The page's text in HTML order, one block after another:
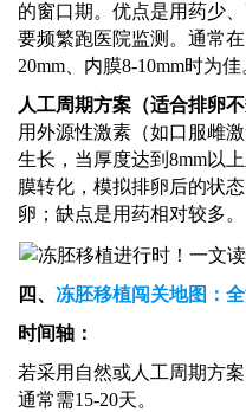
的窗口期。优点是用药少
要频繁跑医院监测。通常
20mm、内膜8-10mm时为佳
人工周期方案（适合排卵
用外源性激素（如口服雌
生长，当厚度达到 8mm以
膜转化，模拟排卵后的状
卵；缺点是用药相对较多。
四、 冻胚移植闯关地图：
时间轴：
若采用自然或人工周期方
通常需15-20天。